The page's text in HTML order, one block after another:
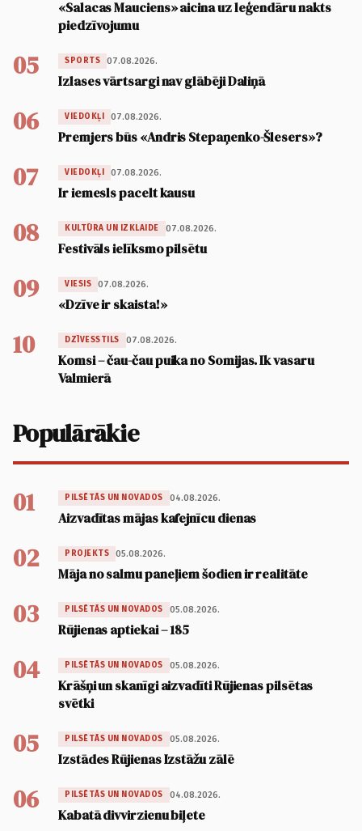
«Salacas Mauciens» aicina uz leģendāru nakts
piedzīvojumu
05 SPORTS 07.08.2026.
Izlases vārtsargi nav glābēji Daliņā
06 VIEDOKĻI 07.08.2026.
Premjers būs «Andris Stepaņenko-Šlesers»?
07 VIEDOKĻI 07.08.2026.
Ir iemesls pacelt kausu
08 KULTŪRA UN IZKLAIDE 07.08.2026.
Festivāls ielīksmo pilsētu
09 VIESIS 07.08.2026.
«Dzīve ir skaista!»
10 DZĪVESSTILS 07.08.2026.
Komsi – čau-čau puika no Somijas. Ik vasaru
Valmierā
Populārākie
01 PILSĒTĀS UN NOVADOS 04.08.2026.
Aizvadītas mājas kafejnīcu dienas
02 PROJEKTS 05.08.2026.
Māja no salmu paneļiem šodien ir realitāte
03 PILSĒTĀS UN NOVADOS 05.08.2026.
Rūjienas aptiekai – 185
04 PILSĒTĀS UN NOVADOS 05.08.2026.
Krāšņi un skanīgi aizvadīti Rūjienas pilsētas
svētki
05 PILSĒTĀS UN NOVADOS 05.08.2026.
Izstādes Rūjienas Izstāžu zālē
06 PILSĒTĀS UN NOVADOS 04.08.2026.
Kabatā divvirzienu biļete